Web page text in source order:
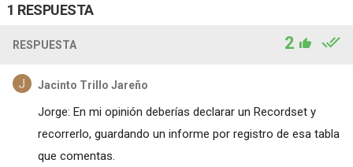
1 RESPUESTA
RESPUESTA 2
Jacinto Trillo Jareño
Jorge: En mi opinión deberías declarar un Recordset y
recorrerlo, guardando un informe por registro de esa tabla
que comentas.